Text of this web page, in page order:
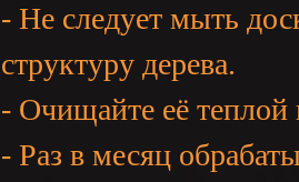
- Не следует мыть
структуру дерева.
- Очищайте её
- Раз в месяц